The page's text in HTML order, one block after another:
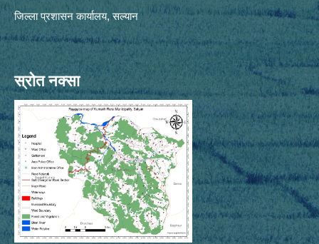
जिल्ला प्रशासन कार्यालय, सल्यान
स्रोत नक्सा